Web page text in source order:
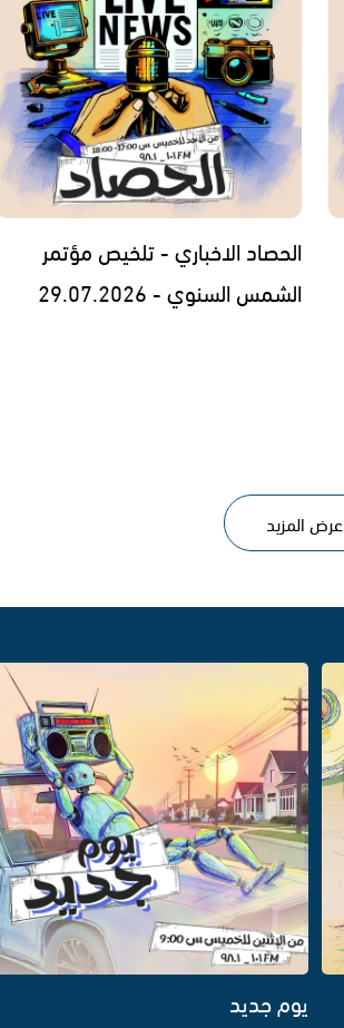
الحصاد الاخباري - تلخيص مؤتمر
الشمس السنوي - 29.07.2026
عرض المزيد
يوم جديد